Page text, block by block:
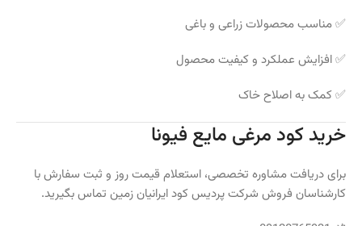
✅ مناسب محصولات زراعی و باغی
✅ افزایش عملکرد و کیفیت محصول
✅ کمک به اصلاح خاک
خرید کود مرغی مایع فیونا
برای دریافت مشاوره تخصصی، استعلام قیمت روز و ثبت سفارش با
کارشناسان فروش شرکت پردیس کود ایرانیان زمین تماس بگیرید.